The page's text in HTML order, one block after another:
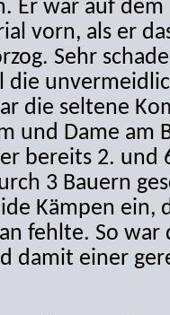
Er war auf
vorn, als er
Sehr
die
die seltene
und Dame am
bereits 2. und
3 Bauern
Kämpen ein,
fehlte. So war
damit einer